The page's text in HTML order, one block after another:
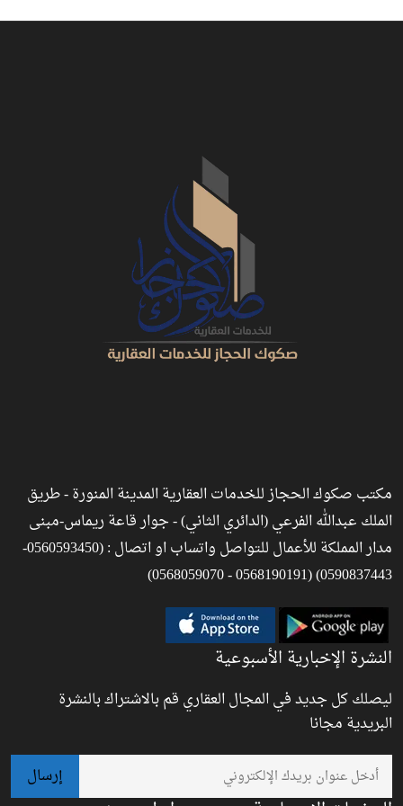
مكتب صكوك الحجاز للخدمات العقارية المدينة المنورة - طريق
الملك عبدالله الفرعي (الدائري الثاني) - جوار قاعة ريماس-مبنى
مدار المملكة للأعمال للتواصل واتساب او اتصال : (0560593450-
0590837443) (0568190191 - 0568059070)
النشرة الإخبارية الأسبوعية
ليصلك كل جديد في المجال العقاري قم بالاشتراك بالنشرة
البريدية مجانا